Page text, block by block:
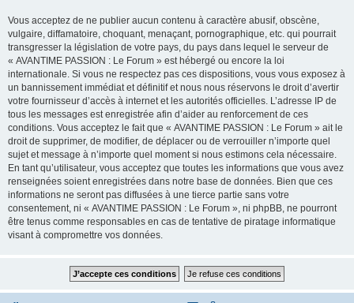
Vous acceptez de ne publier aucun contenu à caractère abusif, obscène,
vulgaire, diffamatoire, choquant, menaçant, pornographique, etc. qui pourrait
transgresser la législation de votre pays, du pays dans lequel le serveur de
« AVANTIME PASSION : Le Forum » est hébergé ou encore la loi
internationale. Si vous ne respectez pas ces dispositions, vous vous exposez à
un bannissement immédiat et définitif et nous nous réservons le droit d’avertir
votre fournisseur d’accès à internet et les autorités officielles. L’adresse IP de
tous les messages est enregistrée afin d’aider au renforcement de ces
conditions. Vous acceptez le fait que « AVANTIME PASSION : Le Forum » ait le
droit de supprimer, de modifier, de déplacer ou de verrouiller n’importe quel
sujet et message à n’importe quel moment si nous estimons cela nécessaire.
En tant qu’utilisateur, vous acceptez que toutes les informations que vous avez
renseignées soient enregistrées dans notre base de données. Bien que ces
informations ne seront pas diffusées à une tierce partie sans votre
consentement, ni « AVANTIME PASSION : Le Forum », ni phpBB, ne pourront
être tenus comme responsables en cas de tentative de piratage informatique
visant à compromettre vos données.